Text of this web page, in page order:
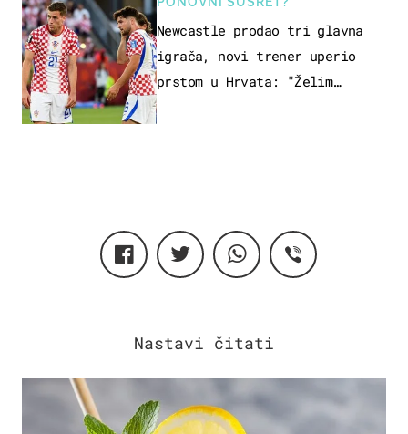
Newcastle prodao tri glavna
igrača, novi trener uperio
prstom u Hrvata: "Želim